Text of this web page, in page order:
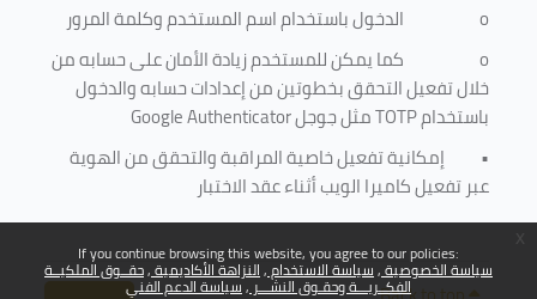
If you continue browsing this website, you agree to our policies:
سياسة الخصوصية سياسة الاستخدام النزاهة الأكاديمية حقــوق الملكيــة
الفكــريـــة وحقـوق النشـــر سياسة الدعم الفني
o
الدخول باستخدام اسم المستخدم وكلمة المرور
o
كما يمكن للمستخدم زيادة الأمان على حسابه من
خلال تفعيل التحقق بخطوتين من إعدادات حسابه والدخول
باستخدامTOTPمثل جوجلGoogle Authenticator
• إمكانية تفعيل خاصية المراقبة والتحقق من الهوية
عبر تفعيل كاميرا الويب أثناء عقد الاختبار